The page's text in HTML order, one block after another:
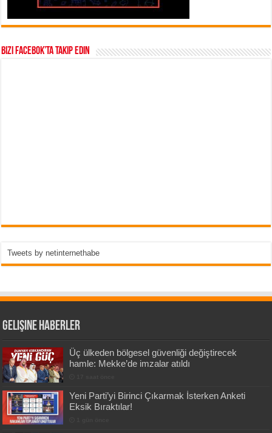
Bizi Facebok’ta takip edin
Tweets by netinternethabe
Gelişine Haberler
Üç ülkeden bölgesel güvenliği değiştirecek
hamle: Mekke’de imzalar atıldı
Yeni Parti’yi Birinci Çıkarmak İsterken Anketi
Eksik Bıraktılar!